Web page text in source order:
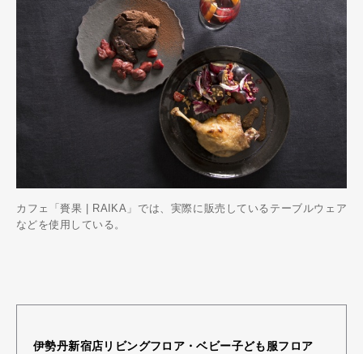
カフェ「賚果 | RAIKA」では、実際に販売しているテーブルウェア
などを使用している。
伊勢丹新宿店リビングフロア・ベビー子ども服フロア